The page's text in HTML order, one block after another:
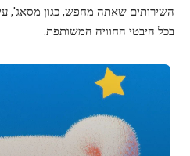
השירותים שאתה מחפש, כגון מסאג',
בכל היבטי החוויה המשותפת.